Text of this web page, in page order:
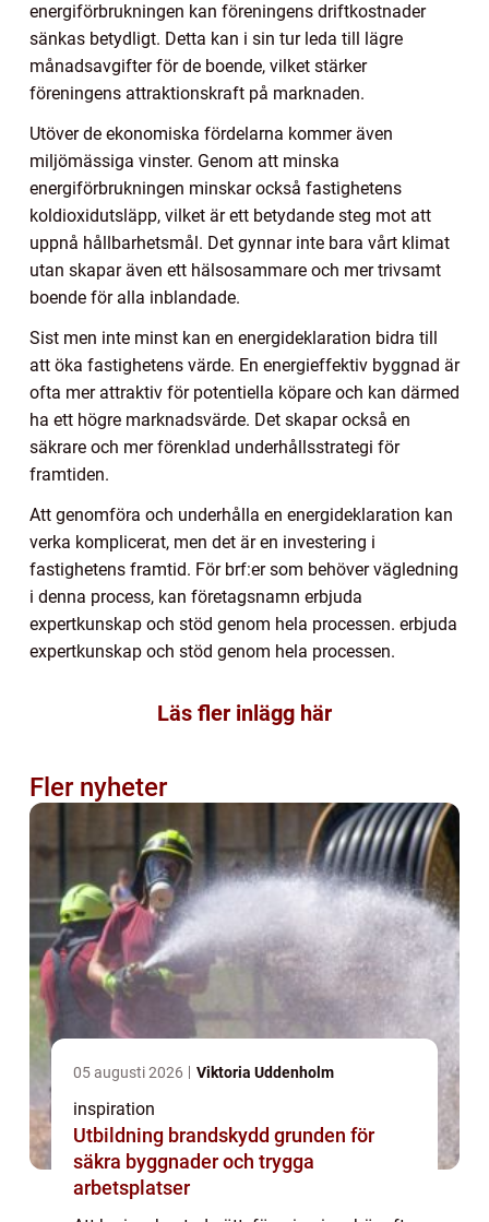
energiförbrukningen kan föreningens driftkostnader
sänkas betydligt. Detta kan i sin tur leda till lägre
månadsavgifter för de boende, vilket stärker
föreningens attraktionskraft på marknaden.
Utöver de ekonomiska fördelarna kommer även
miljömässiga vinster. Genom att minska
energiförbrukningen minskar också fastighetens
koldioxidutsläpp, vilket är ett betydande steg mot att
uppnå hållbarhetsmål. Det gynnar inte bara vårt klimat
utan skapar även ett hälsosammare och mer trivsamt
boende för alla inblandade.
Sist men inte minst kan en energideklaration bidra till
att öka fastighetens värde. En energieffektiv byggnad är
ofta mer attraktiv för potentiella köpare och kan därmed
ha ett högre marknadsvärde. Det skapar också en
säkrare och mer förenklad underhållsstrategi för
framtiden.
Att genomföra och underhålla en energideklaration kan
verka komplicerat, men det är en investering i
fastighetens framtid. För brf:er som behöver vägledning
i denna process, kan företagsnamn erbjuda
expertkunskap och stöd genom hela processen. erbjuda
expertkunskap och stöd genom hela processen.
Läs fler inlägg här
Fler nyheter
05 augusti 2026 Viktoria Uddenholm
inspiration
Utbildning brandskydd grunden för
säkra byggnader och trygga
arbetsplatser